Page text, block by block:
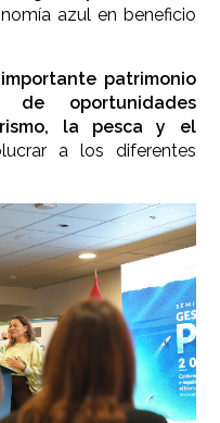
azul en beneficio
patrimonio
oportunidades
la pesca y el
a los diferentes